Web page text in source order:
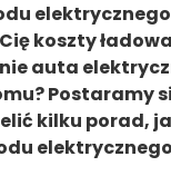
koszty
auta
Postaramy
kilku porad,